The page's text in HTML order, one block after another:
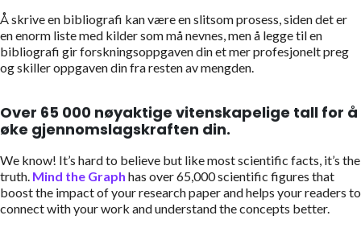
Å skrive en bibliografi kan være en slitsom prosess, siden det er
en enorm liste med kilder som må nevnes, men å legge til en
bibliografi gir forskningsoppgaven din et mer profesjonelt preg
og skiller oppgaven din fra resten av mengden.
Over 65 000 nøyaktige vitenskapelige tall for å
øke gjennomslagskraften din.
We know! It’s hard to believe but like most scientific facts, it’s the
truth. Mind the Graph has over 65,000 scientific figures that
boost the impact of your research paper and helps your readers to
connect with your work and understand the concepts better.